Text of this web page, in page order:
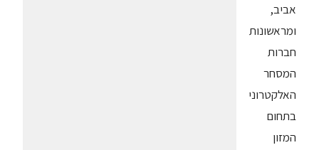
אביב,
ומראשונות
חברות
המסחר
האלקטרוני
בתחום
המזון